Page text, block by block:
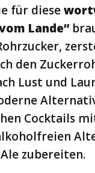
für diese
Lande“
den
Lust und
Cocktails
zubereiten.